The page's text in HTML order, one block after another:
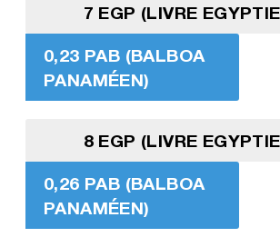
7 EGP (LIVRE
0,23 PAB (BALBOA
PANAMÉEN)
8 EGP (LIVRE
0,26 PAB (BALBOA
PANAMÉEN)